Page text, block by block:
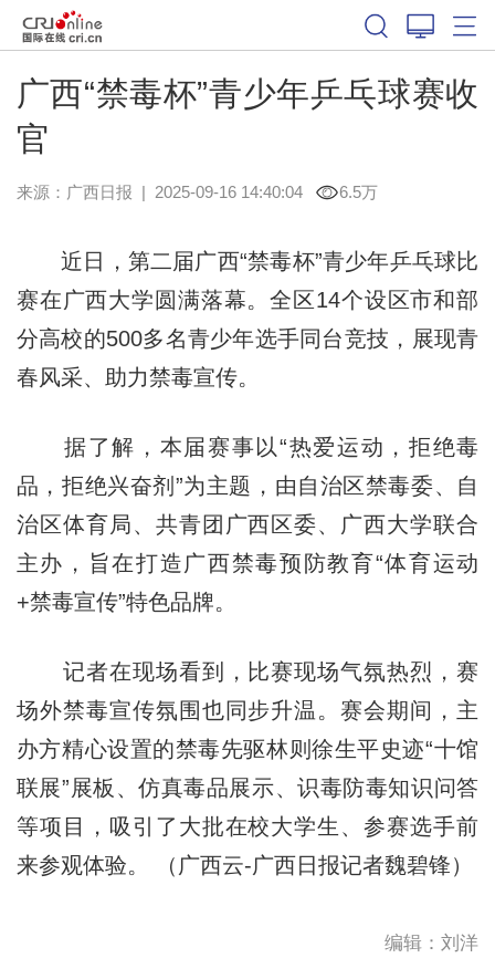
广西“禁毒杯”青少年乒乓球赛收
官
来源： 广西日报 | 2025-09-16 14:40:04 6.5万
近日，第二届广西“禁毒杯”青少年乒乓球比
赛在广西大学圆满落幕。全区14个设区市和部
分高校的500多名青少年选手同台竞技，展现青
春风采、助力禁毒宣传。
据了解，本届赛事以“热爱运动，拒绝毒
品，拒绝兴奋剂”为主题，由自治区禁毒委、自
治区体育局、共青团广西区委、广西大学联合
主办，旨在打造广西禁毒预防教育“体育运动
+禁毒宣传”特色品牌。
记者在现场看到，比赛现场气氛热烈，赛
场外禁毒宣传氛围也同步升温。赛会期间，主
办方精心设置的禁毒先驱林则徐生平史迹“十馆
联展”展板、仿真毒品展示、识毒防毒知识问答
等项目，吸引了大批在校大学生、参赛选手前
来参观体验。 （广西云-广西日报记者魏碧锋）
编辑：刘洋